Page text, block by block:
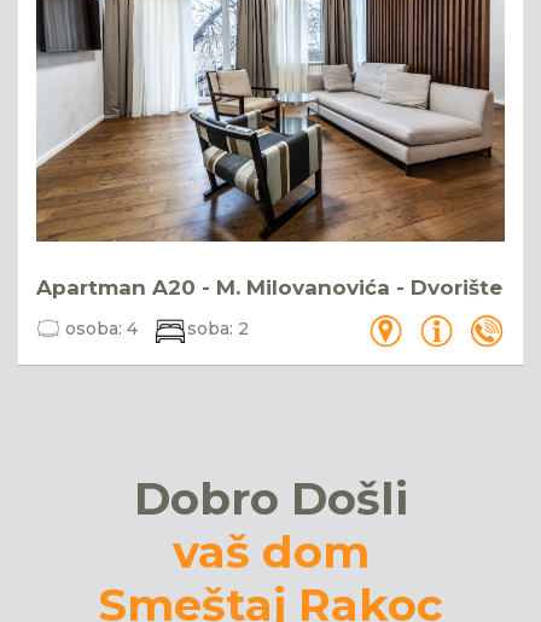
Apartman A20 - M. Milovanovića - Dvorište
osoba: 4 soba: 2
Dobro Došli
vaš dom
Smeštaj Rakoc